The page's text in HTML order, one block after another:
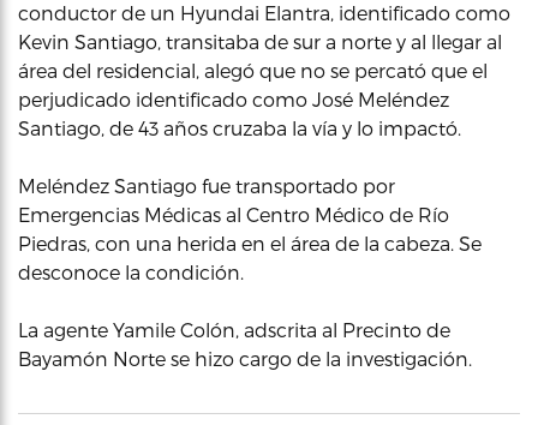
conductor de un Hyundai Elantra, identificado como
Kevin Santiago, transitaba de sur a norte y al llegar al
área del residencial, alegó que no se percató que el
perjudicado identificado como José Meléndez
Santiago, de 43 años cruzaba la vía y lo impactó.
Meléndez Santiago fue transportado por
Emergencias Médicas al Centro Médico de Río
Piedras, con una herida en el área de la cabeza. Se
desconoce la condición.
La agente Yamile Colón, adscrita al Precinto de
Bayamón Norte se hizo cargo de la investigación.